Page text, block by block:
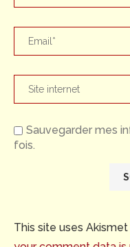
Sauvegarder mes
fois.
This site uses